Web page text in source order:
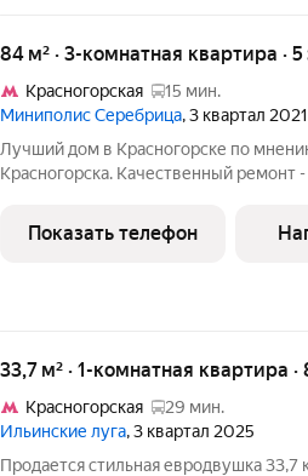
84 м² · 3-комнатная квартира ·
Красногорская
15 мин.
Миниполис Серебрица, 3 квартал 2021
Лучший дом в Красногорске по
Красногорска. Качественный ремонт
стены выровнены под покраску,
декоративный камень к
Показать телефон
33,7 м² · 1-комнатная квартира
Красногорская
29 мин.
Ильинские луга, 3 квартал 2025
Продается стильная евродвушка